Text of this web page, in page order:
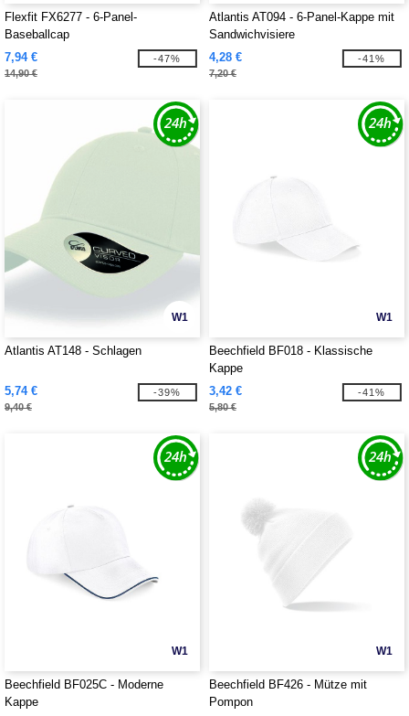
Flexfit FX6277 - 6-Panel-
Baseballcap
7,94 €
14,90 €
-47%
Atlantis AT094 - 6-Panel-Kappe mit
Sandwichvisiere
4,28 €
7,20 €
-41%
W1
Atlantis AT148 - Schlagen
5,74 €
9,40 €
-39%
W1
Beechfield BF018 - Klassische
Kappe
3,42 €
5,80 €
-41%
W1
Beechfield BF025C - Moderne
Kappe
W1
Beechfield BF426 - Mütze mit
Pompon